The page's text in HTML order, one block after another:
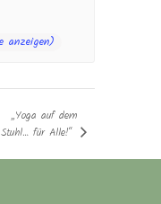
„Yoga auf dem
Stuhl… für Alle!“